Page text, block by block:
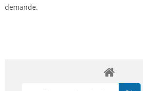
demande.